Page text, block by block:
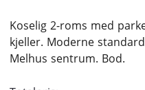
Koselig 2-roms med
kjeller. Moderne
Melhus sentrum. Bod.